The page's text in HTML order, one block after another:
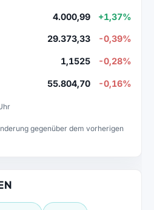
4.000,99 +1,37%
29.373,33 -0,39%
1,1525 -0,28%
55.804,70 -0,16%
gegenüber dem vorherigen